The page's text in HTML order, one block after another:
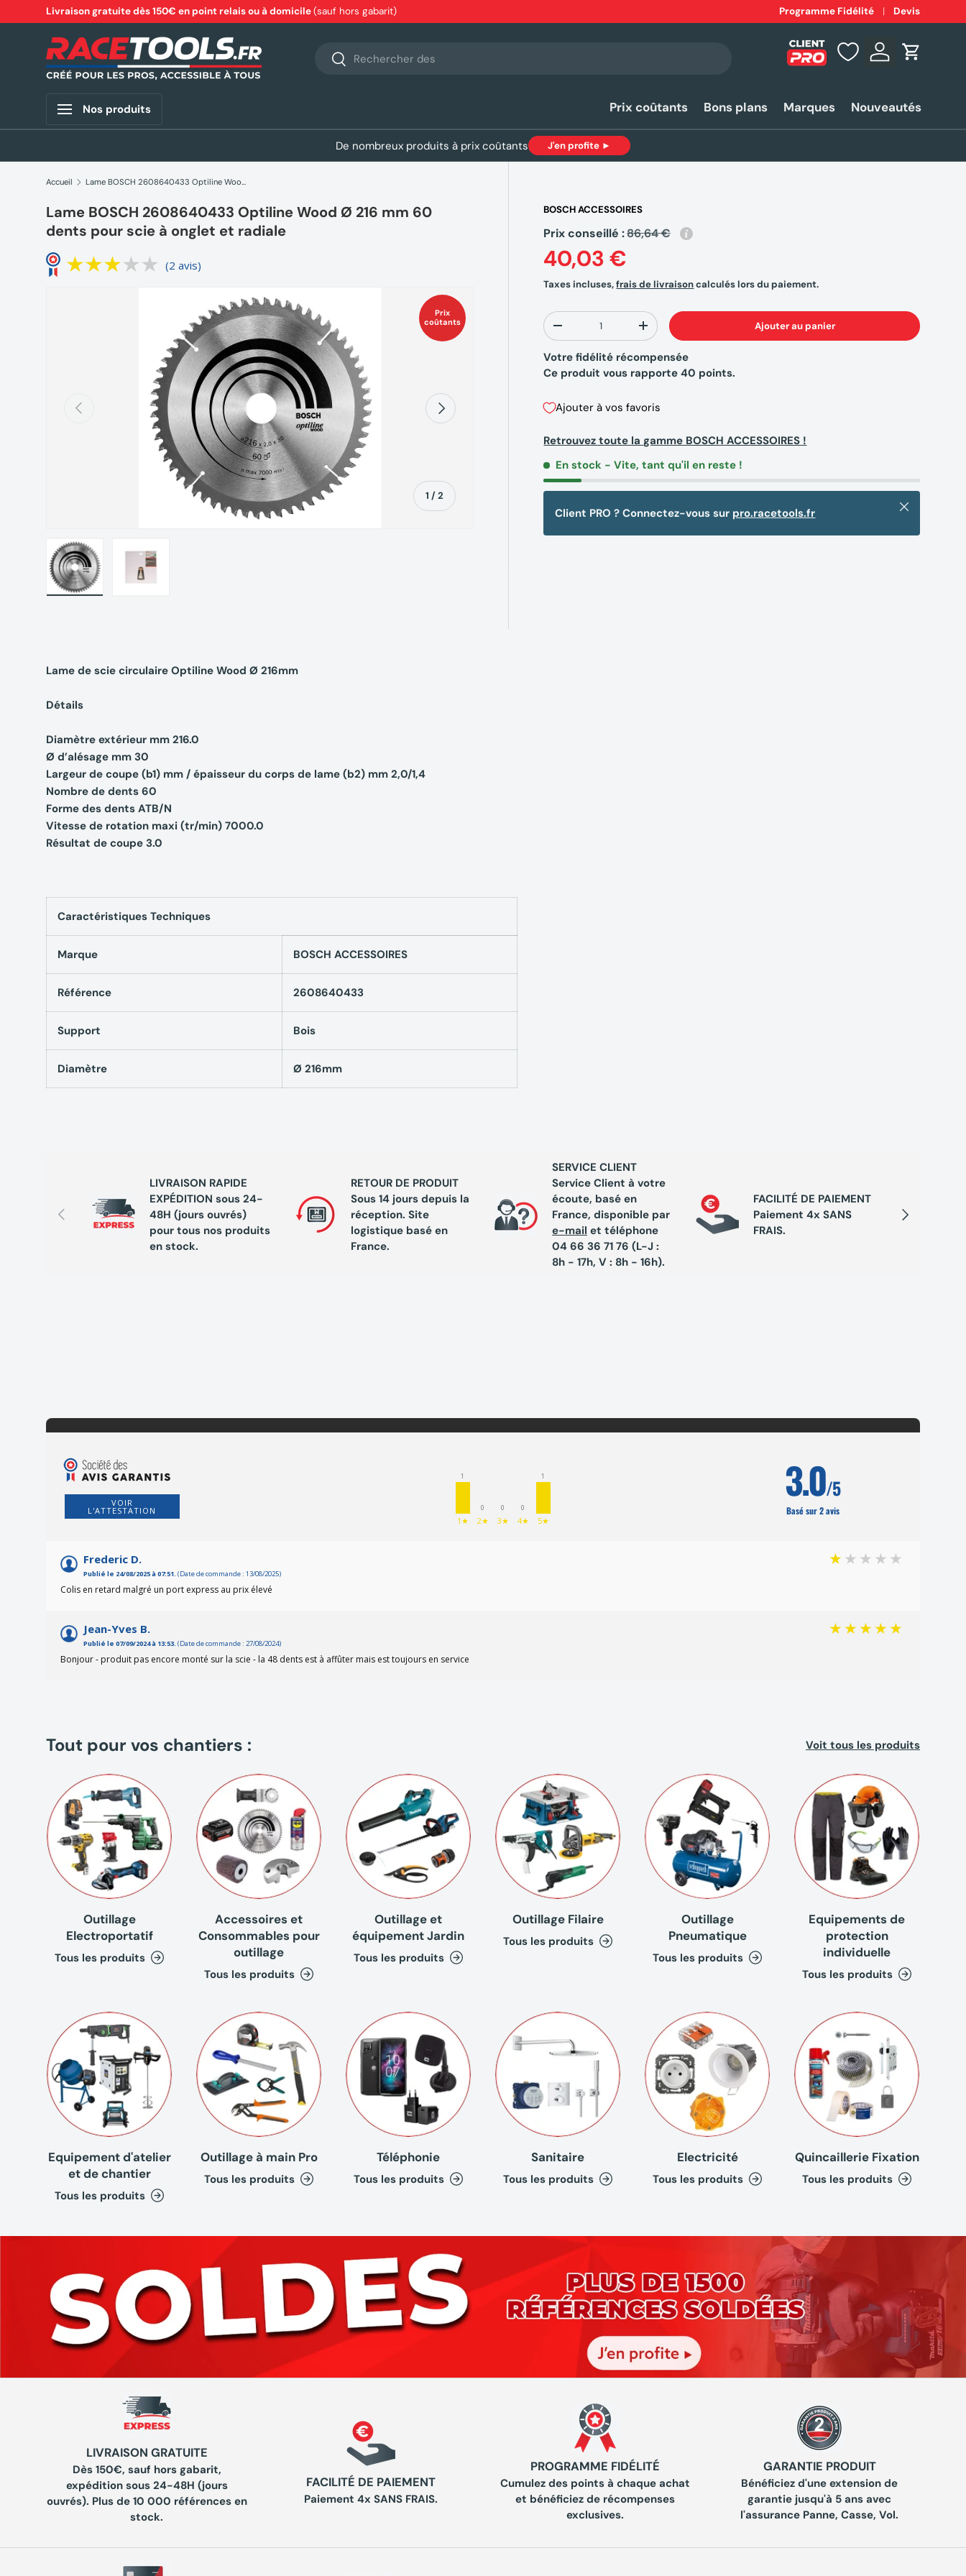
Aller au contenu
Livraison gratuite dès 150€ en point relais ou à domicile(sauf hors gabarit) Expéditionrapide 24-48h*
Programme Fidélité Devis
Recherche
Rechercher Se connecter
Panier
Nos produits Prix coûtants Bons plans Marques Nouveautés
De nombreux produits à prix coûtants J'en profite ►
Accueil Lame BOSCH 2608640433 Optiline Wood Ø 216 mm 60 dents pour scie à onglet et radiale
Lame BOSCH 2608640433 Optiline Wood Ø 216 mm 60
dents pour scie à onglet et radiale
(2 avis)
Prix
coûtants
Précédent
1 /de
2
Suivant
BOSCH ACCESSOIRES
Prix conseillé :86,64 €
40,03 €
Taxes incluses,frais de livraisoncalculés lors du paiement.
Qté
-
+ Ajouter au panier
Votre fidélité récompensée
Ce produit vous rapporte40 points.
Ajouter à vos favoris
Retrouvez toute la gamme BOSCH ACCESSOIRES !
En stock - Vite, tant qu'il en reste !
Client PRO ? Connectez-vous sur pro.racetools.fr Fermer
Lame de scie circulaire Optiline Wood Ø 216mm
Détails
Diamètre extérieur mm 216.0
Ø d’alésage mm 30
Largeur de coupe (b1) mm / épaisseur du corps de lame (b2) mm 2,0/1,4
Nombre de dents 60
Forme des dents ATB/N
Vitesse de rotation maxi (tr/min) 7000.0
Résultat de coupe 3.0
Caractéristiques Techniques
Marque BOSCH ACCESSOIRES
Référence 2608640433
Support Bois
Diamètre Ø 216mm
Précédent Suivant
LIVRAISON RAPIDE
EXPÉDITION sous 24-
48H (jours ouvrés)
pour tous nos produits
en stock.
RETOUR DE PRODUIT
Sous 14 jours depuis la
réception. Site
logistique basé en
France.
SERVICE CLIENT
Service Client à votre
écoute, basé en
France, disponible par
e-mail et téléphone
04 66 36 71 76 (L-J :
8h - 17h, V : 8h - 16h).
FACILITÉ DE PAIEMENT
Paiement 4x SANS
FRAIS.
VOIR
L'ATTESTATION
1
1★
0
2★
0
3★
0
4★
1
5★
3.0/5
Basé sur 2 avis
Frederic D.
Publié le 24/08/2025 à 07:51. (Date de commande : 13/08/2025)
Colis en retard malgré un port express au prix élevé
Jean-Yves B.
Publié le 07/09/2024 à 13:53. (Date de commande : 27/08/2024)
Bonjour - produit pas encore monté sur la scie - la 48 dents est à affûter mais est toujours en service
Tout pour vos chantiers : Voit tous les produits
Outillage
Electroportatif
Tous les produits
Accessoires et
Consommables pour
outillage
Tous les produits
Outillage et
équipement Jardin
Tous les produits
Outillage Filaire
Tous les produits
Outillage
Pneumatique
Tous les produits
Equipements de
protection
individuelle
Tous les produits
Equipement d'atelier
et de chantier
Tous les produits
Outillage à main Pro
Tous les produits
Téléphonie
Tous les produits
Sanitaire
Tous les produits
Electricité
Tous les produits
Quincaillerie Fixation
Tous les produits
LIVRAISON GRATUITE
Dès 150€, sauf hors gabarit,
expédition sous 24-48H (jours
ouvrés). Plus de 10 000 références en
stock.
FACILITÉ DE PAIEMENT
Paiement 4x SANS FRAIS.
PROGRAMME FIDÉLITÉ
Cumulez des points à chaque achat
et bénéficiez de récompenses
exclusives.
GARANTIE PRODUIT
Bénéficiez d'une extension de
garantie jusqu'à 5 ans avec
l'assurance Panne, Casse, Vol.